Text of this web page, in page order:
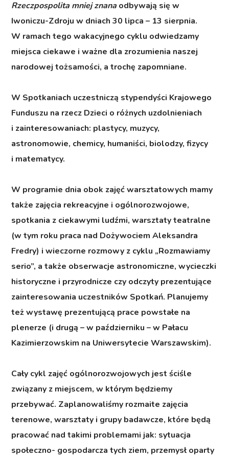
Rzeczpospolita mniej znana odbywają się w
Iwoniczu-Zdroju w dniach 30 lipca – 13 sierpnia.
W ramach tego wakacyjnego cyklu odwiedzamy
miejsca ciekawe i ważne dla zrozumienia naszej
narodowej tożsamości, a trochę zapomniane.
W Spotkaniach uczestniczą stypendyści Krajowego
Funduszu na rzecz Dzieci o różnych uzdolnieniach
i zainteresowaniach: plastycy, muzycy,
astronomowie, chemicy, humaniści, biolodzy, fizycy
i matematycy.
W programie dnia obok zajęć warsztatowych mamy
także zajęcia rekreacyjne i ogólnorozwojowe,
spotkania z ciekawymi ludźmi, warsztaty teatralne
(w tym roku praca nad Dożywociem Aleksandra
Fredry) i wieczorne rozmowy z cyklu „Rozmawiamy
serio”, a także obserwacje astronomiczne, wycieczki
historyczne i przyrodnicze czy odczyty prezentujące
zainteresowania uczestników Spotkań. Planujemy
też wystawę prezentującą prace powstałe na
plenerze (i drugą – w październiku – w Pałacu
Kazimierzowskim na Uniwersytecie Warszawskim).
Cały cykl zajęć ogólnorozwojowych jest ściśle
związany z miejscem, w którym będziemy
przebywać. Zaplanowaliśmy rozmaite zajęcia
terenowe, warsztaty i grupy badawcze, które będą
pracować nad takimi problemami jak: sytuacja
społeczno- gospodarcza tych ziem, przemysł oparty